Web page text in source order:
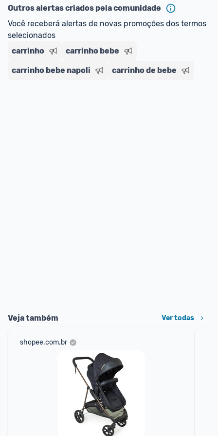
Outros alertas criados pela comunidade
Você receberá alertas de novas promoções dos termos
selecionados
carrinho
carrinho bebe
carrinho bebe napoli carrinho de bebe
Veja também Ver todas
shopee.com.br